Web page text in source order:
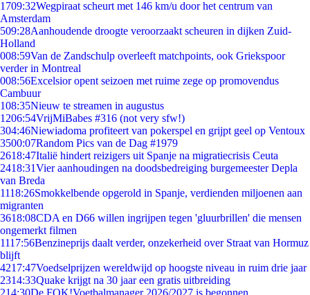
1709:32Wegpiraat scheurt met 146 km/u door het centrum van
Amsterdam
509:28Aanhoudende droogte veroorzaakt scheuren in dijken Zuid-
Holland
008:59Van de Zandschulp overleeft matchpoints, ook Griekspoor
verder in Montreal
008:56Excelsior opent seizoen met ruime zege op promovendus
Cambuur
108:35Nieuw te streamen in augustus
1206:54VrijMiBabes #316 (not very sfw!)
304:46Niewiadoma profiteert van pokerspel en grijpt geel op Ventoux
3500:07Random Pics van de Dag #1979
2618:47Italië hindert reizigers uit Spanje na migratiecrisis Ceuta
2418:31Vier aanhoudingen na doodsbedreiging burgemeester Depla
van Breda
1118:26Smokkelbende opgerold in Spanje, verdienden miljoenen aan
migranten
3618:08CDA en D66 willen ingrijpen tegen 'gluurbrillen' die mensen
ongemerkt filmen
1117:56Benzineprijs daalt verder, onzekerheid over Straat van Hormuz
blijft
4217:47Voedselprijzen wereldwijd op hoogste niveau in ruim drie jaar
2314:33Quake krijgt na 30 jaar een gratis uitbreiding
214:30De FOK!Voetbalmanager 2026/2027 is begonnen